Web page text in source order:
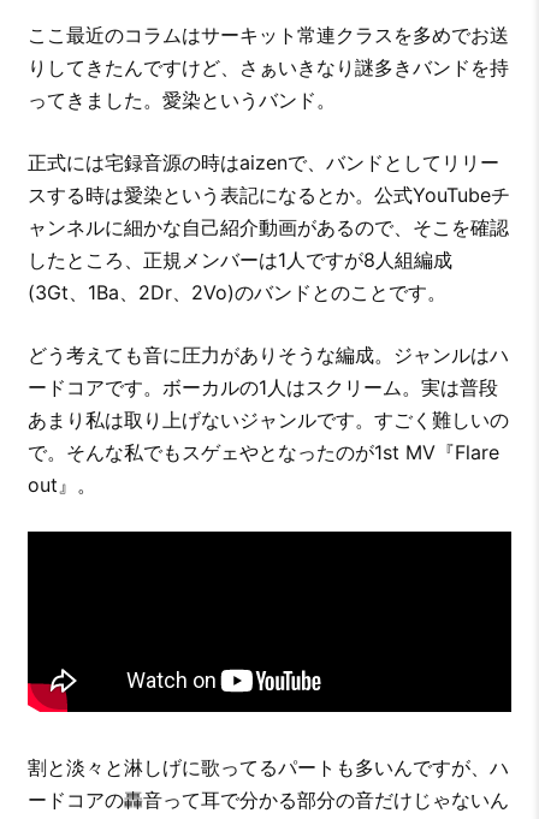
ここ最近のコラムはサーキット常連クラスを多めでお送
りしてきたんですけど、さぁいきなり謎多きバンドを持
ってきました。愛染というバンド。
正式には宅録音源の時はaizenで、バンドとしてリリー
スする時は愛染という表記になるとか。公式YouTubeチ
ャンネルに細かな自己紹介動画があるので、そこを確認
したところ、正規メンバーは1人ですが8人組編成
(3Gt、1Ba、2Dr、2Vo)のバンドとのことです。
どう考えても音に圧力がありそうな編成。ジャンルはハ
ードコアです。ボーカルの1人はスクリーム。実は普段
あまり私は取り上げないジャンルです。すごく難しいの
で。そんな私でもスゲェやとなったのが1st MV『Flare
out』。
割と淡々と淋しげに歌ってるパートも多いんですが、ハ
ードコアの轟音って耳で分かる部分の音だけじゃないん